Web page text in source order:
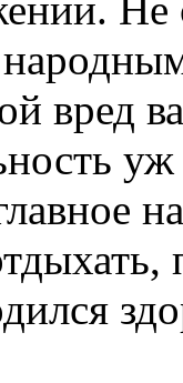
вред
уж